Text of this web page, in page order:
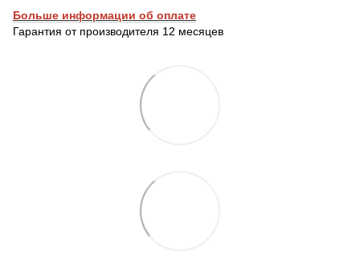
Больше информации об оплате
Гарантия от производителя 12 месяцев